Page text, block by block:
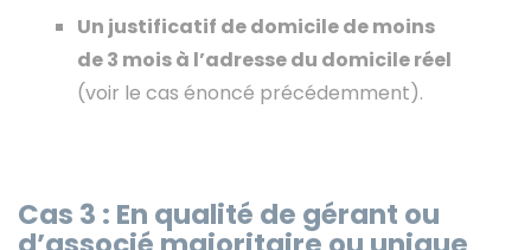
Un justificatif de domicile de moins
de 3 mois à l’adresse du domicile réel
(voir le cas énoncé précédemment).
Cas 3 : En qualité de gérant ou